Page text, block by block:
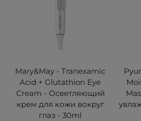
Mary&May - Tranexamic
Acid + Glutathion Eye
Cream - Осветляющий
крем для кожи вокруг
глаз - 30ml